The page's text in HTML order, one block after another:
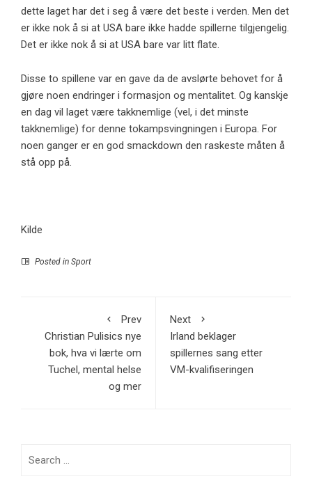
dette laget har det i seg å være det beste i verden. Men det
er ikke nok å si at USA bare ikke hadde spillerne tilgjengelig.
Det er ikke nok å si at USA bare var litt flate.
Disse to spillene var en gave da de avslørte behovet for å
gjøre noen endringer i formasjon og mentalitet. Og kanskje
en dag vil laget være takknemlige (vel, i det minste
takknemlige) for denne tokampsvingningen i Europa. For
noen ganger er en god smackdown den raskeste måten å
stå opp på.
Kilde
Posted in Sport
Prev
Christian Pulisics nye
bok, hva vi lærte om
Tuchel, mental helse
og mer
Next
Irland beklager
spillernes sang etter
VM-kvalifiseringen